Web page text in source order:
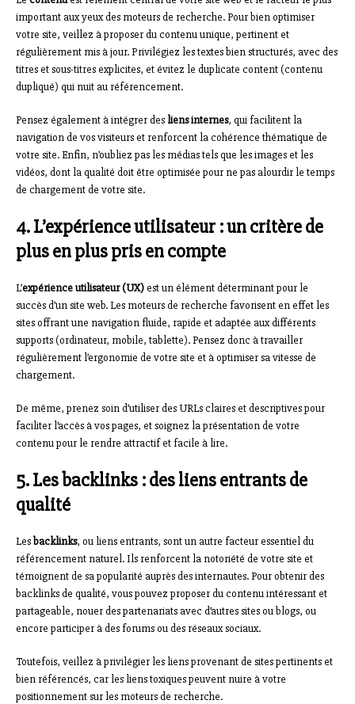
important aux yeux des moteurs de recherche. Pour bien optimiser
votre site, veillez à proposer du contenu unique, pertinent et
régulièrement mis à jour. Privilégiez les textes bien structurés, avec des
titres et sous-titres explicites, et évitez le duplicate content (contenu
dupliqué) qui nuit au référencement.
Pensez également à intégrer des liens internes, qui facilitent la
navigation de vos visiteurs et renforcent la cohérence thématique de
votre site. Enfin, n’oubliez pas les médias tels que les images et les
vidéos, dont la qualité doit être optimisée pour ne pas alourdir le temps
de chargement de votre site.
4. L’expérience utilisateur : un critère de
plus en plus pris en compte
L’expérience utilisateur (UX)est un élément déterminant pour le
succès d’un site web. Les moteurs de recherche favorisent en effet les
sites offrant une navigation fluide, rapide et adaptée aux différents
supports (ordinateur, mobile, tablette). Pensez donc à travailler
régulièrement l’ergonomie de votre site et à optimiser sa vitesse de
chargement.
De même, prenez soin d’utiliser des URLs claires et descriptives pour
faciliter l’accès à vos pages, et soignez la présentation de votre
contenu pour le rendre attractif et facile à lire.
5. Les backlinks : des liens entrants de
qualité
Lesbacklinks, ou liens entrants, sont un autre facteur essentiel du
référencement naturel. Ils renforcent la notoriété de votre site et
témoignent de sa popularité auprès des internautes. Pour obtenir des
backlinks de qualité, vous pouvez proposer du contenu intéressant et
partageable, nouer des partenariats avec d’autres sites ou blogs, ou
encore participer à des forums ou des réseaux sociaux.
Toutefois, veillez à privilégier les liens provenant de sites pertinents et
bien référencés, car les liens toxiques peuvent nuire à votre
positionnement sur les moteurs de recherche.